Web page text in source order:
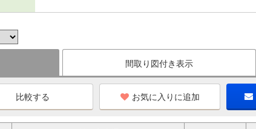
間取り図付き表示
お気に入りに追加